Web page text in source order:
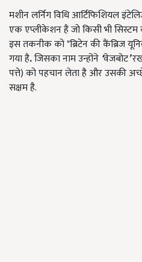
मशीन लर्निग विधि आर्टिफिशियल
एक एप्लीकेशन है जो किसी भी
इस तकनीक को "ब्रिटेन की कैंब्रिज
गया है.जिसका नाम उन्होंने ‘वेजबोट’
पत्ते) को पहचान लेता है और उसकी
सक्षम है.